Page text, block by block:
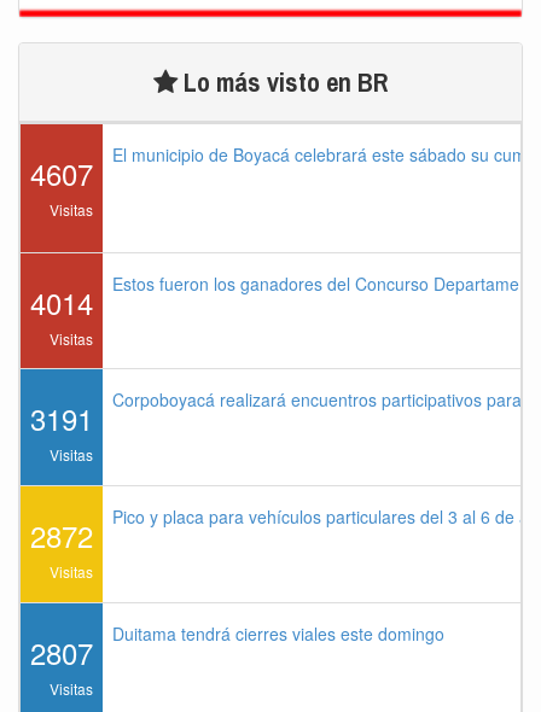
Lo más visto en BR
4607
Visitas
El municipio de Boyacá celebrará este sábado su
4014
Visitas
Estos fueron los ganadores del Concurso
3191
Visitas
Corpoboyacá realizará encuentros participativos para
2872
Visitas
Pico y placa para vehículos particulares del 3 al 6 de
2807
Visitas
Duitama tendrá cierres viales este domingo